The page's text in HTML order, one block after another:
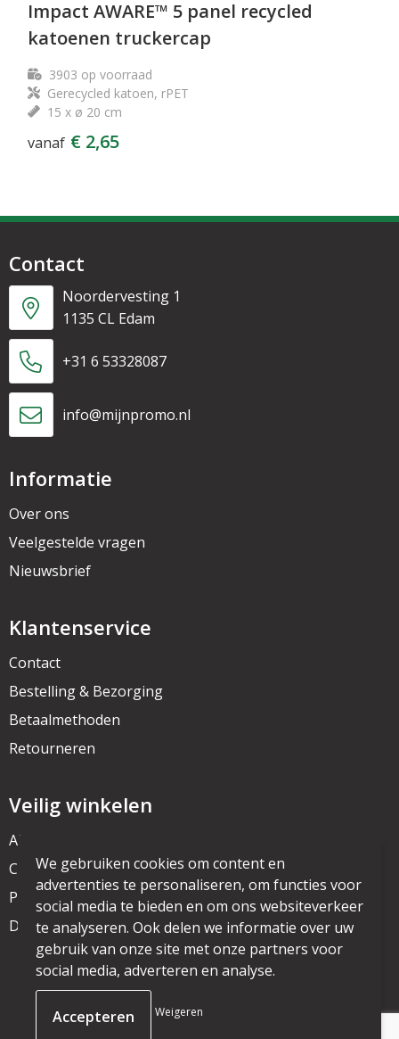
Impact AWARE™ 5 panel recycled
katoenen truckercap
3903 op voorraad
Gerecycled katoen, rPET
15 x ø 20 cm
vanaf € 2,65
Contact
Noordervesting 1
1135 CL Edam
+31 6 53328087
info@mijnpromo.nl
Informatie
Over ons
Veelgestelde vragen
Nieuwsbrief
Klantenservice
Contact
Bestelling & Bezorging
Betaalmethoden
Retourneren
Veilig winkelen
Algemene voorwaarden
Cookieverklaring
Privacyverklaring
Disclaimer
© Copyright mijnpromo.nl 2025
We gebruiken cookies om content en
advertenties te personaliseren, om functies voor
social media te bieden en om ons websiteverkeer
te analyseren. Ook delen we informatie over uw
gebruik van onze site met onze partners voor
social media, adverteren en analyse.
Weigeren